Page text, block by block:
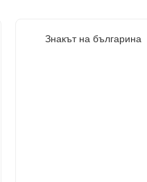
Знакът на българина